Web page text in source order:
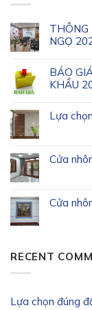
THÔNG
NGỌ
BÁO
KHẨU
Lựa
Cửa
Cửa
RECENT
Lựa chọn đúng